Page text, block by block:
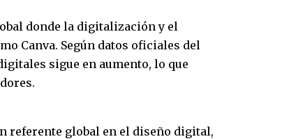
donde la digitalización y el
Canva. Según datos oficiales del
sigue en aumento, lo que
referente global en el diseño digital,